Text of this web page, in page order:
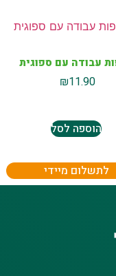
עבודה עם ספוגית
₪11.90
הוספה לסל
לתשלום מיידי